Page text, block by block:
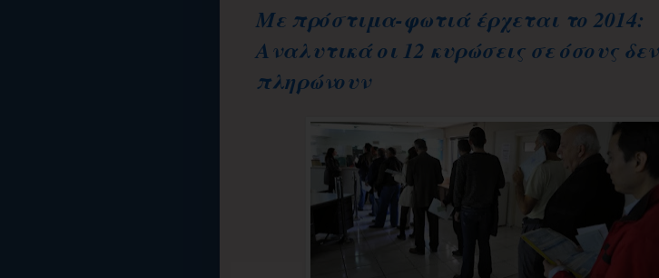
Με πρόστιμα-φωτιά έρχεται το 2014:
Αναλυτικά οι 12 κυρώσεις σε όσους δεν
πληρώνουν